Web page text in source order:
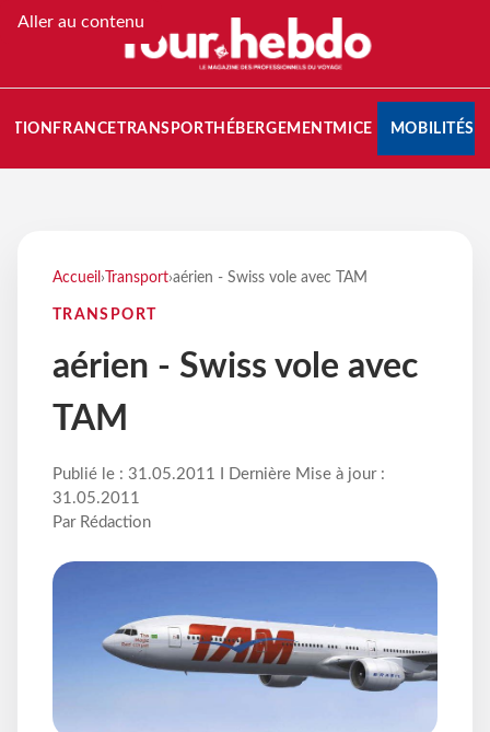
Aller au contenu
FRANCETRANSPORT HÉBERGEMENTMICE MOBILITÉS
Accueil › Transport›aérien - Swiss vole avec TAM
TRANSPORT
aérien - Swiss vole avec
TAM
Publié le : 31.05.2011 I Dernière Mise à jour :
31.05.2011
Par Rédaction